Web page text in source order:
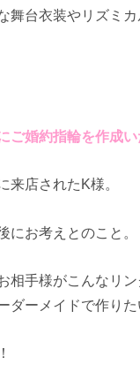
舞台衣装やリズミ
ご婚約指輪を作成
来店されたK様。
にお考えとのこと。
相手様がこんなリ
ダーメイドで作り